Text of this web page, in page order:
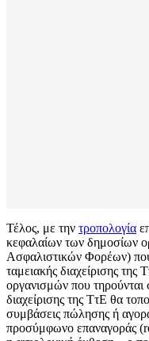
Τέλος, με την τροπολογία
κεφαλαίων των δημοσίων
Ασφαλιστικών Φορέων)
ταμειακής διαχείρισης
οργανισμών που τηρούνται
διαχείρισης της ΤτΕ θα
συμβάσεις πώλησης ή
προσύμφωνο επαναγοράς